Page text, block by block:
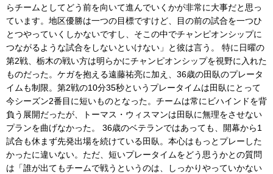
らチームとしてどう前を向いて進んでいくかが非常に大事だと思っ
ています。地区優勝は一つの目標ですけど、目の前の試合を一つひ
とつやっていくしかないですし、そこの中でチャンピオンシップに
つながるような試合をしないといけない」と彼は言う。 特に日曜の
第2戦、栃木の戦い方は明らかにチャンピオンシップを視野に入れた
ものだった。ケガを抱える遠藤祐亮に加え、36歳の田臥のプレータ
イムも制限。第2戦の10分35秒というプレータイムは田臥にとって
今シーズン2番目に短いものとなった。チームは常にビハインドを背
負う展開だったが、トーマス・ウィスマンは田臥に無理をさせない
プランを曲げなかった。 36歳のベテランではあっても、開幕から1
試合も休まず先発出場を続けている田臥。本心はもっとプレーした
かったに違いない。ただ、短いプレータイムをどう思うかとの質問
は「誰が出てもチームで戦うというのは、しっかりやっていかない